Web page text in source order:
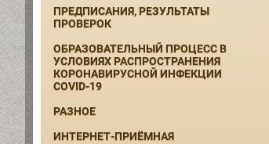
ПРЕДПИСАНИЯ, РЕЗУЛЬТАТЫ
ПРОВЕРОК
ОБРАЗОВАТЕЛЬНЫЙ ПРОЦЕСС В
УСЛОВИЯХ РАСПРОСТРАНЕНИЯ
КОРОНАВИРУСНОЙ ИНФЕКЦИИ
COVID-19
РАЗНОЕ
ИНТЕРНЕТ-ПРИЁМНАЯ